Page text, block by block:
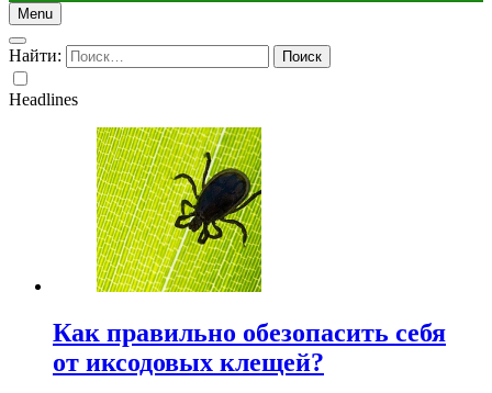
Menu
Найти:
Headlines
Как правильно обезопасить себя
от иксодовых клещей?